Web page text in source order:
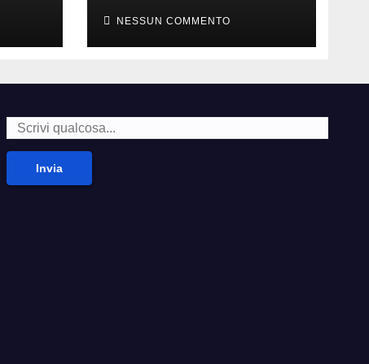
della carne
NESSUN COMMENTO
Invia